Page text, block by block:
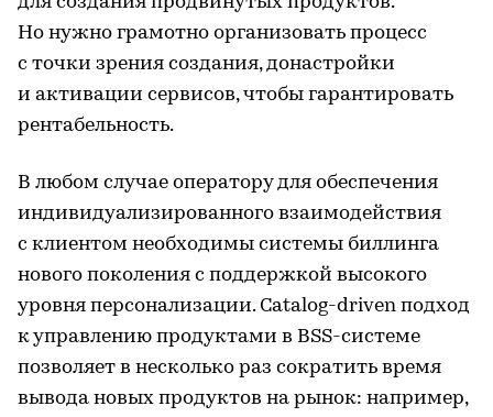
Но нужно грамотно организовать процесс
с точки зрения создания, донастройки
и активации сервисов, чтобы гарантировать
рентабельность.
В любом случае оператору для обеспечения
индивидуализированного взаимодействия
с клиентом необходимы системы биллинга
нового поколения с поддержкой высокого
уровня персонализации. Catalog-driven подход
к управлению продуктами в BSS-системе
позволяет в несколько раз сократить время
вывода новых продуктов на рынок: например,